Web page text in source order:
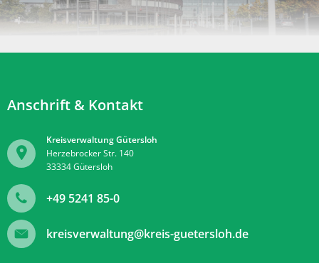
Anschrift & Kontakt
Kreisverwaltung Gütersloh
Herzebrocker Str. 140
33334Gütersloh
+49 5241 85-0
kreisverwaltung@kreis-guetersloh.de